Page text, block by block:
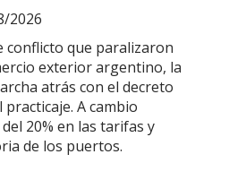
2026
conflicto que paralizaron
exterior argentino, la
atrás con el decreto
A cambio
20% en las tarifas y
de los puertos.